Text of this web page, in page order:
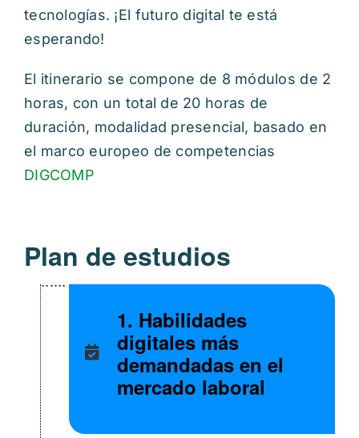
tecnologías. ¡El futuro digital te está
esperando!
El itinerario se compone de 8 módulos de 2
horas, con un total de 20 horas de
duración, modalidad presencial, basado en
el marco europeo de competencias
DIGCOMP
Plan de estudios
1. Habilidades
digitales más
demandadas en el
mercado laboral